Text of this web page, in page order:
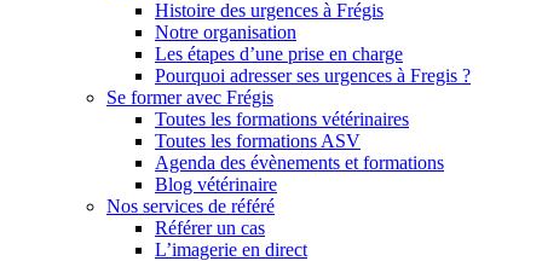
Histoire des urgences à Frégis
Notre organisation
Les étapes d’une prise en charge
Pourquoi adresser ses urgences à Fregis ?
Se former avec Frégis
Toutes les formations vétérinaires
Toutes les formations ASV
Agenda des évènements et formations
Blog vétérinaire
Nos services de référé
Référer un cas
L’imagerie en direct